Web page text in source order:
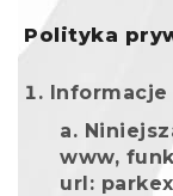
Polityka
www,
url: